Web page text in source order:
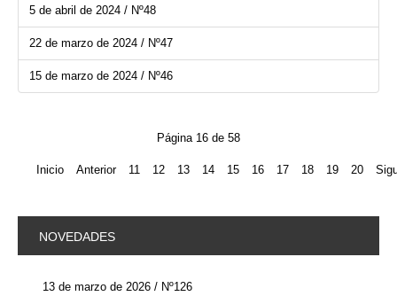
5 de abril de 2024 / Nº48
22 de marzo de 2024 / Nº47
15 de marzo de 2024 / Nº46
Página 16 de 58
Inicio Anterior 11 12 13 14 15 16 17 18 19 20
NOVEDADES
13 de marzo de 2026 / Nº126